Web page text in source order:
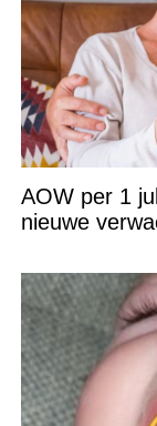
AOW per 1
nieuwe